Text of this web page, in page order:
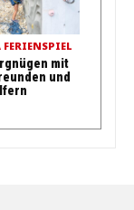
mit
und